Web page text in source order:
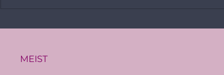
Eestis
MEIST